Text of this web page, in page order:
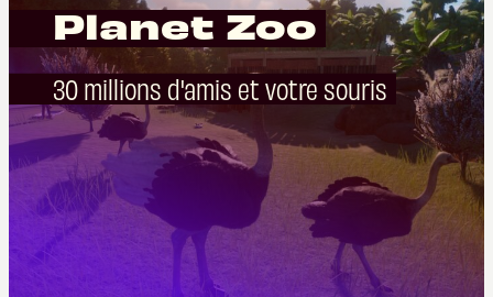
Planet Zoo
30 millions d'amis et votre souris